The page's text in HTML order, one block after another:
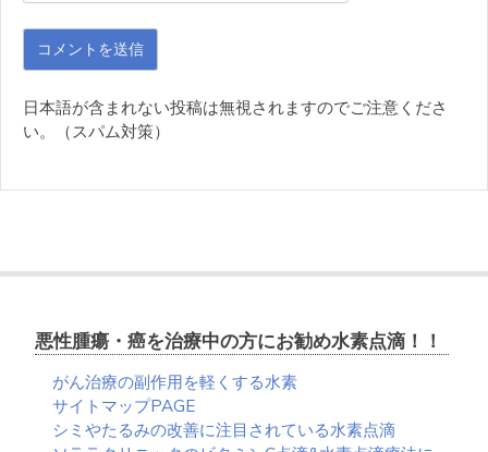
日本語が含まれない投稿は無視されますのでご注意くださ
い。（スパム対策）
悪性腫瘍・癌を治療中の方にお勧め水素点滴！！
がん治療の副作用を軽くする水素
サイトマップPAGE
シミやたるみの改善に注目されている水素点滴